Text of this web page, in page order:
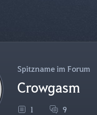
Spitzname im Forum
Crowgasm
1 9